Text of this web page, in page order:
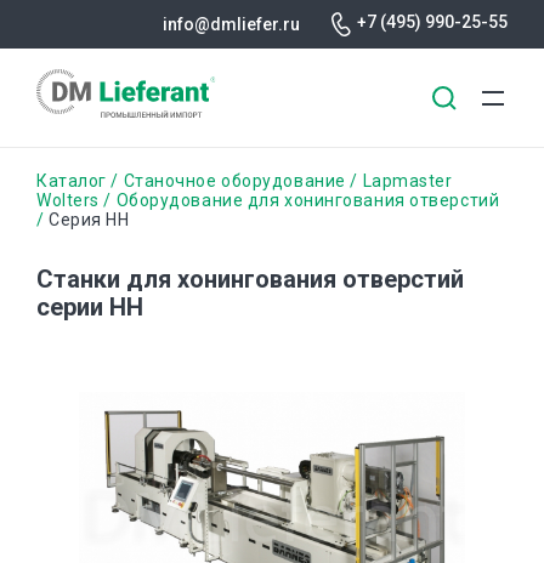
основному
info@dmliefer.ru +7 (495) 990-25-55
Строка
навигации
Каталог Станочное оборудование
Lapmaster
Wolters
Оборудование для хонингования отверстий
Серия HH
Станки для хонингования отверстий
серии HH